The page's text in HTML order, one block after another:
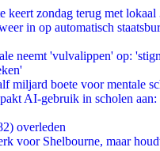
keert zondag terug met lokaal
in op automatisch
neemt 'vulvalippen' op:
miljard boete voor mentale
AI-gebruik in scholen
overleden
voor Shelbourne, maar